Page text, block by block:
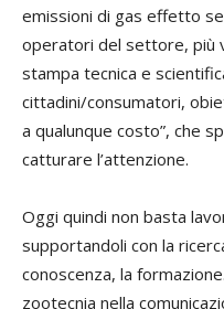
emissioni di gas effetto
operatori del settore, più
stampa tecnica e
cittadini/consumatori,
a qualunque costo”, che
catturare l’attenzione.
Oggi quindi non basta
supportandoli con la
conoscenza, la
zootecnia nella